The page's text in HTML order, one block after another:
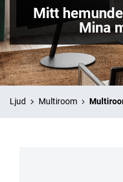
Mitt
Mina
Ljud Multiroom